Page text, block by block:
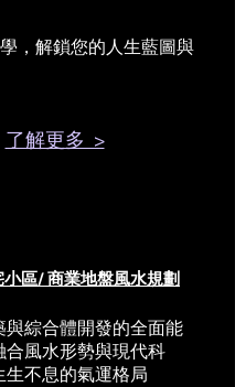
，解鎖您的人生藍圖與
了解更多 >
小區/ 商業地盤風水規劃
與綜合體開發的全面能
合風水形勢與現代科
生不息的氣運格局